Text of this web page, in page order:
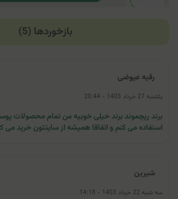
بازخوردها (5)
رقیه عیوضی
یکشنبه 27 خرداد 1403 - 20:44
برند ریچموند برند خیلی خوبیه من تمام محصولات
استفاده می کنم و اتفاقا همیشه از سایتتون خرید می
شیرین
سه شنبه 22 خرداد 1403 - 14:18